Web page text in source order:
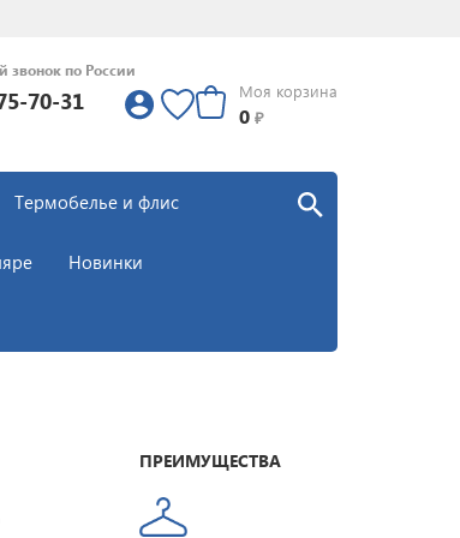
звонок по России
70-31 Моя корзина
0 ₽
Термобелье и флис
Новинки
ПРЕИМУЩЕСТВА